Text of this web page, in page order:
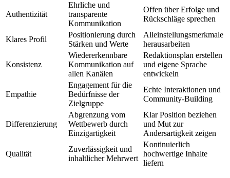
Authentizität
Ehrliche und
transparente
Kommunikation
Offen über Erfolge und
Rückschläge sprechen
Klares Profil
Positionierung durch
Stärken und Werte
Alleinstellungsmerkmale
herausarbeiten
Konsistenz
Wiedererkennbare
Kommunikation auf
allen Kanälen
Redaktionsplan erstellen
und eigene Sprache
entwickeln
Empathie
Engagement für die
Bedürfnisse der
Zielgruppe
Echte Interaktionen und
Community-Building
Differenzierung
Abgrenzung vom
Wettbewerb durch
Einzigartigkeit
Klar Position beziehen
und Mut zur
Andersartigkeit zeigen
Qualität
Zuverlässigkeit und
inhaltlicher Mehrwert
Kontinuierlich
hochwertige Inhalte
liefern